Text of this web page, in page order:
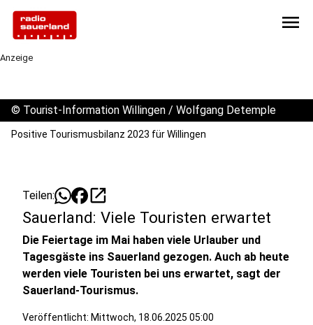
menu
Anzeige
© Tourist-Information Willingen / Wolfgang Detemple
Positive Tourismusbilanz 2023 für Willingen
Teilen: open_in_new
Sauerland: Viele Touristen erwartet
Die Feiertage im Mai haben viele Urlauber und
Tagesgäste ins Sauerland gezogen. Auch ab heute
werden viele Touristen bei uns erwartet, sagt der
Sauerland-Tourismus.
Veröffentlicht: Mittwoch, 18.06.2025 05:00